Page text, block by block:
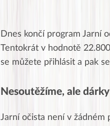
Dnes končí program Jarní
Tentokrát v hodnotě
se můžete přihlásit a pak
Nesoutěžíme, ale
Jarní očista není v žádném